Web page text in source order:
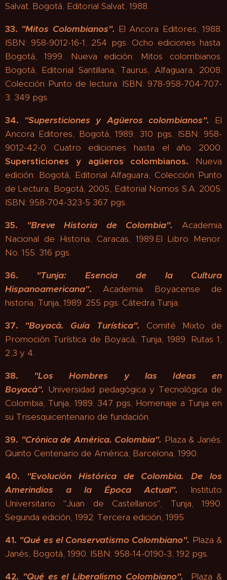
Salvat. Bogotá, Editorial Salvat, 1988.
33. "Mitos Colombianos". El Ancora Editores, 1988.
ISBN: 958-9012-16-1, 254 pgs. Ocho ediciones hasta.
Bogotá, 1999. Nueva edición: Mitos colombianos.
Bogotá, Editorial Santillana, Taurus, Alfaguara, 2008.
Colección Punto de lectura. ISBN: 978-958-704-707-
3. 349 pgs.
34. "Supersticiones y Agüeros colombianos". El
Ancora Editores, Bogotá, 1989. 310 pgs. ISBN: 958-
9012-42-0 Cuatro ediciones hasta el año 2000.
Supersticiones y agüeros colombianos. Nueva
edición: Bogotá, Editorial Alfaguara, Colección Punto
de Lectura, Bogotá, 2005, Editorial Nomos S.A. 2005.
ISBN: 958-704-323-5 367 pgs.
35. "Breve Historia de Colombia".
Academia
Nacional de Historia, Caracas, 1989.El Libro Menor.
No. 155. 316 pgs.
36. "Tunja: Esencia de la Cultura
Hispanoamericana".Academia Boyacense de
historia, Tunja, 1989. 255 pgs. Cátedra Tunja.
37. "Boyacá. Guía Turística".
Comité Mixto de
Promoción Turística de Boyacá, Tunja, 1989. Rutas 1,
2,3 y 4.
38. "Los Hombres y las Ideas en
Boyacá". Universidad pedagógica y Tecnológica de
Colombia, Tunja, 1989. 347 pgs, Homenaje a Tunja en
su Trisesquicentenario de fundación.
39. "Crónica de América. Colombia". Plaza & Janés.
Quinto Centenario de América, Barcelona, 1990.
40. "Evolución Histórica de Colombia. De los
Amerindios a la Época Actual". Instituto
Universitario "Juan de Castellanos", Tunja, 1990.
Segunda edición, 1992. Tercera edición, 1995.
41. "Qué es el Conservatismo Colombiano". Plaza &
Janés, Bogotá, 1990. ISBN: 958-14-0190-3, 192 pgs.
42. "Qué es el Liberalismo Colombiano". Plaza &